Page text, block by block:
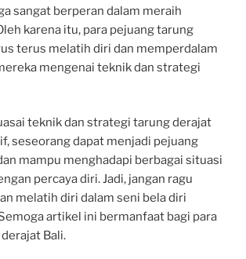
sangat berperan dalam meraih
karena itu, para pejuang tarung
terus melatih diri dan memperdalam
mengenai teknik dan strategi
teknik dan strategi tarung derajat
seseorang dapat menjadi pejuang
mampu menghadapi berbagai situasi
percaya diri. Jadi, jangan ragu
melatih diri dalam seni bela diri
artikel ini bermanfaat bagi para
Bali.